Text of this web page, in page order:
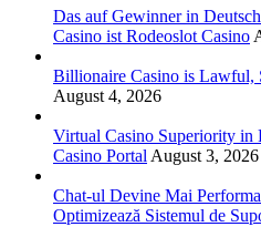
Das auf Gewinner in
Casino ist Rodeoslot Casino
Billionaire Casino is Lawful,
August 4, 2026
Virtual Casino Superiority in
Casino Portal August 3, 2026
Chat-ul Devine Mai
Optimizează Sistemul de